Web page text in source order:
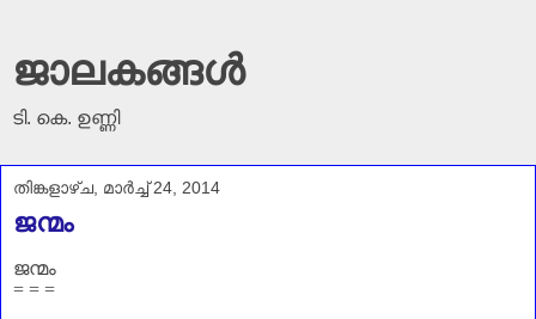
ജാലകങ്ങൾ
ടി. കെ. ഉണ്ണി
തിങ്കളാഴ്‌ച, മാർച്ച് 24, 2014
ജന്മം
ജന്മം
= = =